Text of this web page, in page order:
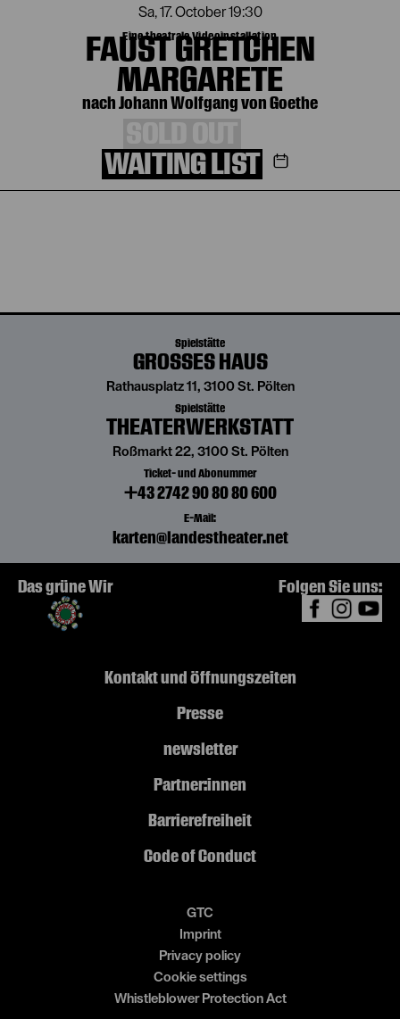
Sa, 17. October19:30
FAUST GRETCHEN
MARGARETE
nach Johann Wolfgang von Goethe
Eine theatrale Videoinstallation
WAITING LIST
Spielstätte
GROSSES HAUS
Rathausplatz 11, 3100 St. Pölten
Spielstätte
THEATERWERKSTATT
Roßmarkt 22, 3100 St. Pölten
Ticket- und Abonummer
+43 2742 90 80 80 600
E-Mail:
karten@landestheater.net
Das grüne Wir Folgen Sie uns:
Kontakt und Öffnungszeiten
Presse
newsletter
Partner:innen
Barrierefreiheit
Code of Conduct
GTC
Imprint
Privacy policy
Cookie settings
Whistleblower Protection Act